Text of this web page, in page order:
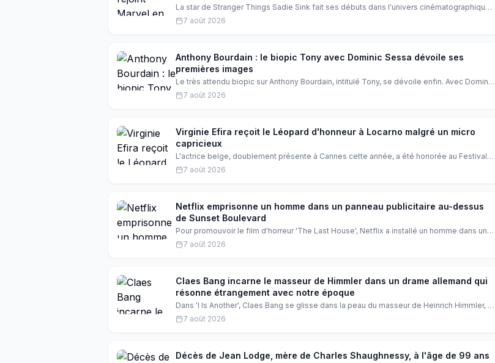
La star de Stranger Things Sadie Sink fait ses débuts dans l'univers cinématographique
Marvel dans Spider-Man: Brand New Day, et confirme son rôle de Jean Grey pour les
prochains X-Men. Une nouvelle ère s'ouvre pour l'actrice.
7 août 2026
Anthony Bourdain : le biopic Tony avec Dominic Sessa dévoile ses
premières images
Le très attendu biopic sur Anthony Bourdain, intitulé Tony, se dévoile enfin. Avec Dominic
Sessa dans le rôle du célèbre chef, ce film promet une plongée intime dans la vie d'un
homme qui a conquis le monde par sa passion et son franc-parler.
7 août 2026
Virginie Efira reçoit le Léopard d'honneur à Locarno malgré un micro
capricieux
L'actrice belge, doublement présente à Cannes cette année, a été honorée au Festival
de Locarno avec le Leopard Club Award. Entre amour du cinéma et incident technique,
retour sur une soirée émouvante.
7 août 2026
Netflix emprisonne un homme dans un panneau publicitaire au-dessus
de Sunset Boulevard
Pour promouvoir le film d'horreur 'The Last House', Netflix a installé un homme dans un
panneau publicitaire au-dessus de Sunset Boulevard. Le performer y est resté piégé
pendant trois jours, suscitant curiosité et inquiétude chez les passants.
7 août 2026
Claes Bang incarne le masseur de Himmler dans un drame allemand qui
résonne étrangement avec notre époque
Dans 'I Is Another', Claes Bang se glisse dans la peau du masseur de Heinrich Himmler, un
rôle trouble qui interroge la banalité du mal. Un film allemand signé Felix Randau, salué
par le Hollywood Reporter pour sa pertinence inattendue dans un monde post-vérité.
7 août 2026
Décès de Jean Lodge, mère de Charles Shaughnessy, à l'âge de 99 ans